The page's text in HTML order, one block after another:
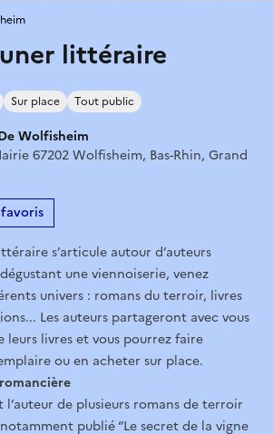
littéraire
Sur place Tout public
Wolfisheim
67202 Wolfisheim, Bas-Rhin, Grand
s’articule autour d’auteurs
une viennoiserie, venez
univers : romans du terroir, livres
Les auteurs partageront avec vous
leurs livres et vous pourrez faire
ou en acheter sur place.
de plusieurs romans de terroir
publié “Le secret de la vigne